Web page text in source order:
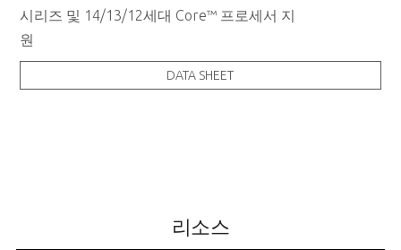
시리즈 및 14/13/12세대 Core™ 프로세서 지
원
DATA SHEET
리소스